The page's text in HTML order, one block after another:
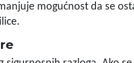
mogućnost da se